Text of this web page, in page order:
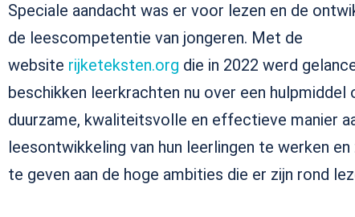
Speciale aandacht was er voor lezen en de
de leescompetentie van jongeren. Met de
website rijketeksten.org die in 2022 werd
beschikken leerkrachten nu over een hulpmiddel
duurzame, kwaliteitsvolle en effectieve manier
leesontwikkeling van hun leerlingen te werken en
te geven aan de hoge ambities die er zijn rond